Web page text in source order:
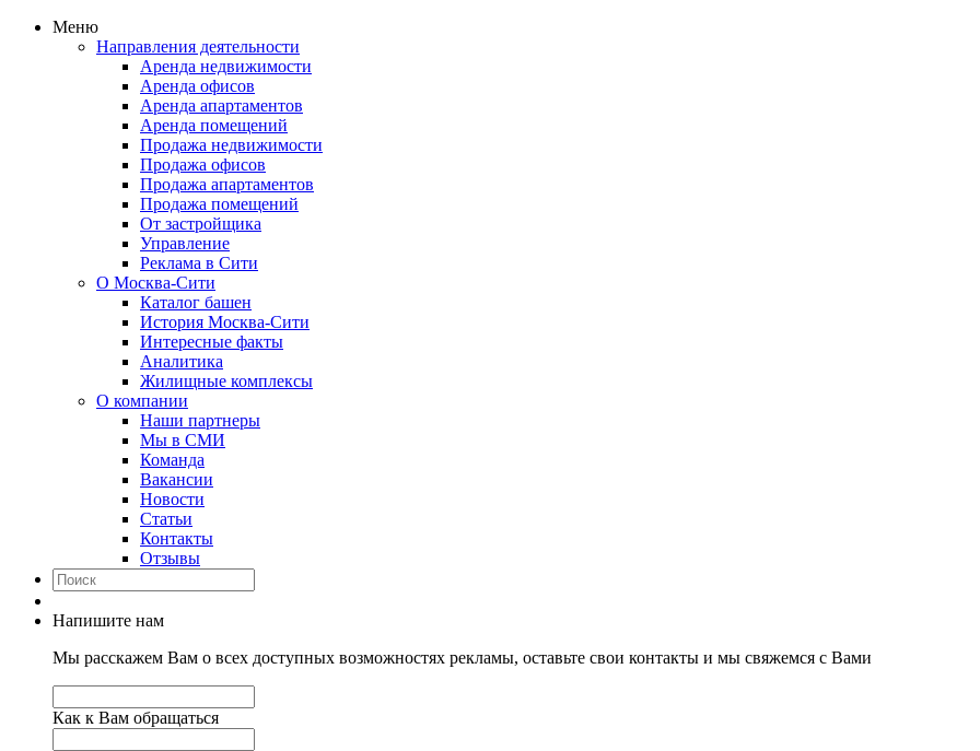
Меню
Направления деятельности
Аренда недвижимости
Аренда офисов
Аренда апартаментов
Аренда помещений
Продажа недвижимости
Продажа офисов
Продажа апартаментов
Продажа помещений
От застройщика
Управление
Реклама в Сити
О Москва-Сити
Каталог башен
История Москва-Сити
Интересные факты
Аналитика
Жилищные комплексы
О компании
Наши партнеры
Мы в СМИ
Команда
Вакансии
Новости
Статьи
Контакты
Отзывы
Напишите нам
Мы расскажем Вам о всех доступных возможностях рекламы, оставьте свои контакты и мы свяжемся с Вами
Как к Вам обращаться